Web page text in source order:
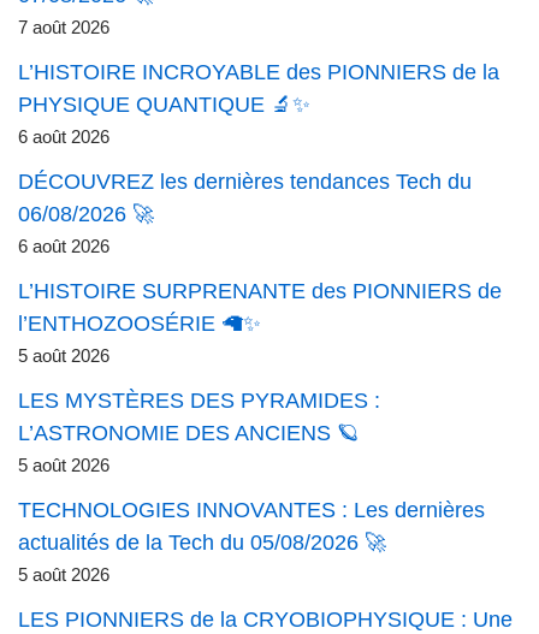
7 août 2026
L’HISTOIRE INCROYABLE des PIONNIERS de la
PHYSIQUE QUANTIQUE 🔬✨
6 août 2026
DÉCOUVREZ les dernières tendances Tech du
06/08/2026 🚀
6 août 2026
L’HISTOIRE SURPRENANTE des PIONNIERS de
l’ENTHOZOOSÉRIE 🦙✨
5 août 2026
LES MYSTÈRES DES PYRAMIDES :
L’ASTRONOMIE DES ANCIENS 🪐
5 août 2026
TECHNOLOGIES INNOVANTES : Les dernières
actualités de la Tech du 05/08/2026 🚀
5 août 2026
LES PIONNIERS de la CRYOBIOPHYSIQUE : Une